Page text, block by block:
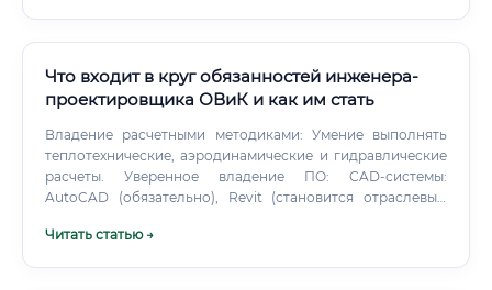
сложная область среди всех "слаботочных" систем
безопасности.
Что входит в круг обязанностей инженера-
проектировщика ОВиК и как им стать
Владение расчетными методиками: Умение выполнять
теплотехнические, аэродинамические и гидравлические
расчеты. Уверенное владение ПО: CAD-системы:
AutoCAD (обязательно), Revit (становится отраслевым
Читать статью →